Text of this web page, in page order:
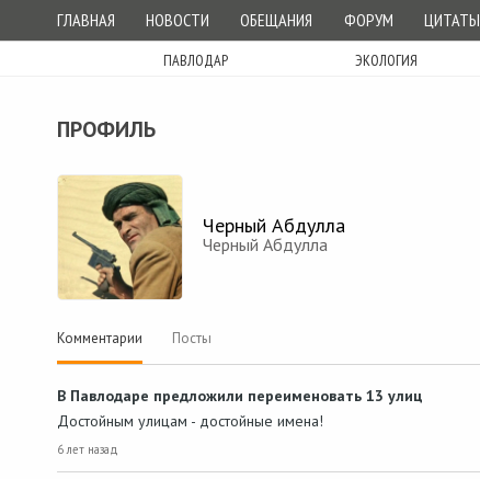
ГЛАВНАЯ НОВОСТИ ОБЕЩАНИЯ ФОРУМ ЦИТАТЫ
ПАВЛОДАР ЭКОЛОГИЯ
ПРОФИЛЬ
Черный Абдулла
Черный Абдулла
Комментарии Посты
В Павлодаре предложили переименовать 13 улиц
Достойным улицам - достойные имена!
6 лет назад